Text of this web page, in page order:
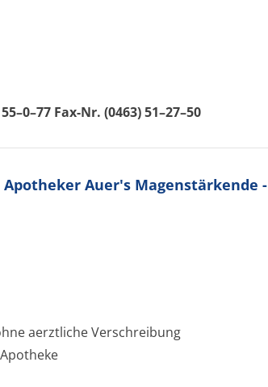
Fax-Nr. (0463) 51–27–50
Auer's Magenstärkende -
aerztliche Verschreibung